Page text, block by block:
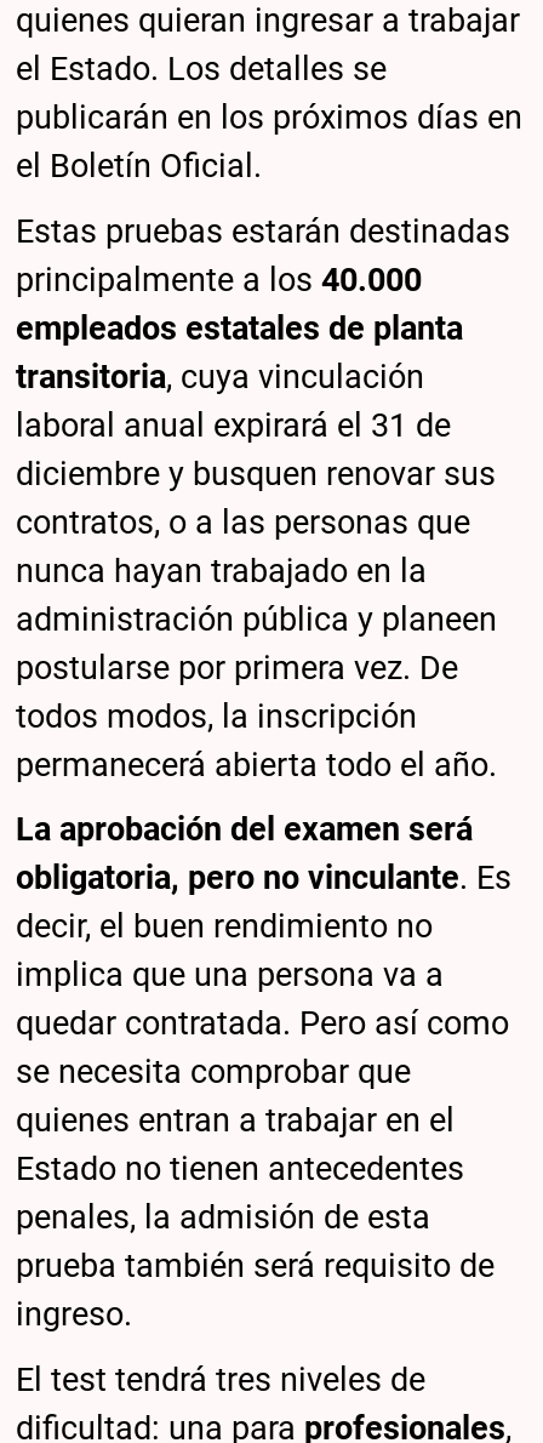
quienes quieran ingresar a trabajar
el Estado. Los detalles se
publicarán en los próximos días en
el Boletín Oficial.
Estas pruebas estarán destinadas
principalmente a los40.000
empleados estatales de planta
transitoria, cuya vinculación
laboral anual expirará el 31 de
diciembre y busquen renovar sus
contratos, o a las personas que
nunca hayan trabajado en la
administración pública y planeen
postularse por primera vez. De
todos modos, la inscripción
permanecerá abierta todo el año.
La aprobación del examen será
obligatoria, pero no vinculante. Es
decir, el buen rendimiento no
implica que una persona va a
quedar contratada. Pero así como
se necesita comprobar que
quienes entran a trabajar en el
Estado no tienen antecedentes
penales, la admisión de esta
prueba también será requisito de
ingreso.
El test tendrá tres niveles de
dificultad: una para profesionales,